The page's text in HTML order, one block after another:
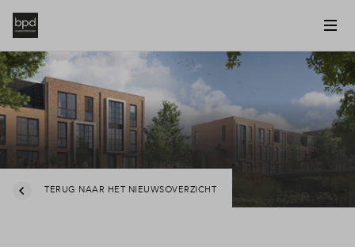
TERUG NAAR HET NIEUWSOVERZICHT